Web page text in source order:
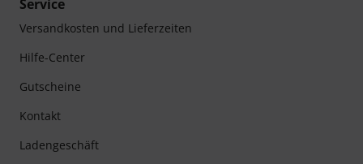
Service
Versandkosten und Lieferzeiten
Hilfe-Center
Gutscheine
Kontakt
Ladengeschäft